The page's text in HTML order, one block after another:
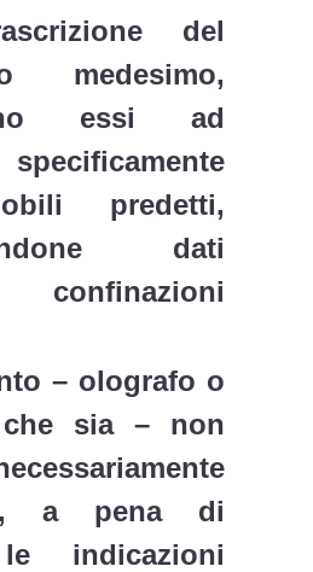
del
medesimo,
essi ad
predetti,
dati
confinazioni
– olografo o
sia – non
a pena di
indicazioni